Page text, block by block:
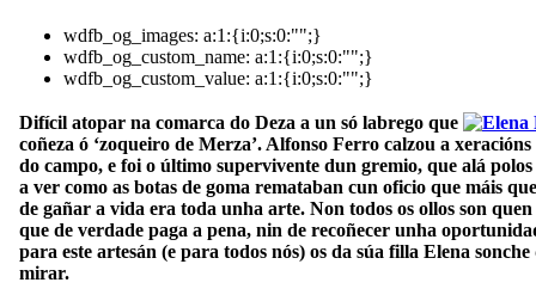
wdfb_og_images: a:1:{i:0;s:0:"";}
wdfb_og_custom_name: a:1:{i:0;s:0:"";}
wdfb_og_custom_value: a:1:{i:0;s:0:"";}
Difícil atopar na comarca do Deza a un só labrego que
coñeza ó ‘zoqueiro de Merza’. Alfonso Ferro calzou a
do campo, e foi o último supervivente dun gremio, que alá polos
a ver como as botas de goma remataban cun oficio que máis
de gañar a vida era toda unha arte. Non todos os ollos son
que de verdade paga a pena, nin de recoñecer unha
para este artesán (e para todos nós) os da súa filla Elena sonche
mirar.